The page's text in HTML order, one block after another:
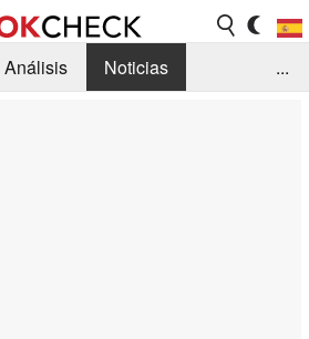
Análisis
Noticias
...